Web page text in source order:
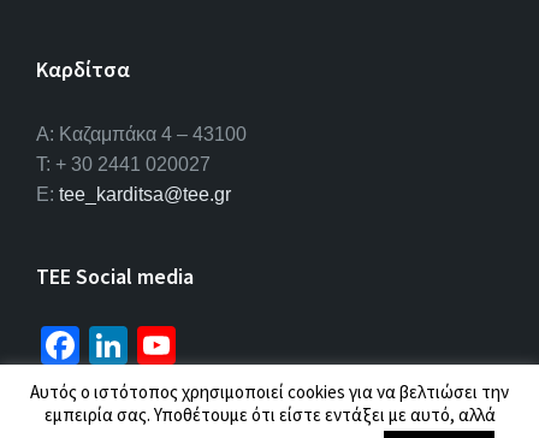
Καρδίτσα
Α: Καζαμπάκα 4 – 43100
T: + 30 2441 020027
E: tee_karditsa@tee.gr
TEE Social media
Fa
ce
b
Li
n
ke
u
T
Αυτός ο ιστότοπος χρησιμοποιεί cookies για να βελτιώσει την
εμπειρία σας. Υποθέτουμε ότι είστε εντάξει με αυτό, αλλά